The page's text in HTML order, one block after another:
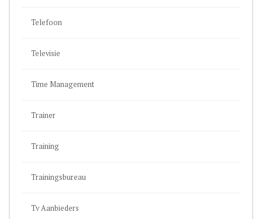
Telefoon
Televisie
Time Management
Trainer
Training
Trainingsbureau
Tv Aanbieders